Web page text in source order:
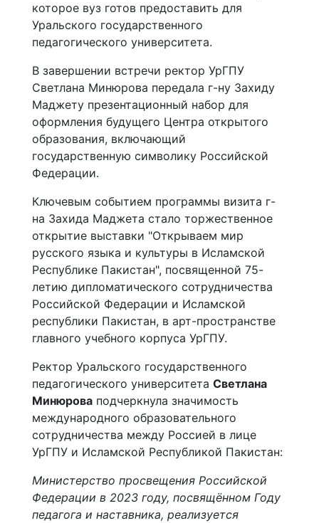
которое вуз готов предоставить для
Уральского государственного
педагогического университета.
В завершении встречи ректор УрГПУ
Светлана Минюрова передала г-ну Захиду
Маджету презентационный набор для
оформления будущего Центра открытого
образования, включающий
государственную символику Российской
Федерации.
Ключевым событием программы визита г-
на Захида Маджета стало торжественное
открытие выставки "Открываем мир
русского языка и культуры в Исламской
Республике Пакистан", посвященной 75-
летию дипломатического сотрудничества
Российской Федерации и Исламской
республики Пакистан, в арт-пространстве
главного учебного корпуса УрГПУ.
Ректор Уральского государственного
педагогического университета Светлана
Минюрова подчеркнула значимость
международного образовательного
сотрудничества между Россией в лице
УрГПУ и Исламской Республикой Пакистан:
Министерство просвещения Российской
Федерации в 2023 году, посвящённом Году
педагога и наставника, реализуется